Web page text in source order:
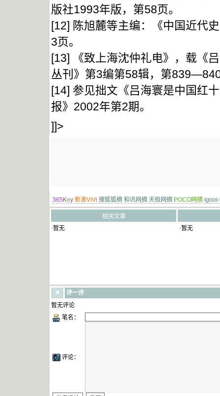
版社1993年版，第58页。
[12] 陈旭麓等主编：《中国近代
3页。
[13] 《致上海沈仲礼电》，载《
丛刊》第3编第58辑，第
[14] 参见拙文《吕海寰是中国红
报》2002年第2期。
]]>
365Key 新浪ViVi 搜狐狐摘 和讯网摘 天极网摘 POCO网摘
相关文章
·暂无
·暂无
评一评
暂无评论
笔名：
评论：